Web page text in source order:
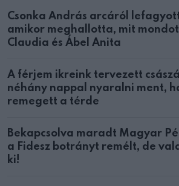
Csonka András arcáról
amikor meghallotta, mit
Claudia és Ábel Anita
A férjem ikreink tervezett
néhány nappal nyaralni ment,
remegett a térde
Bekapcsolva maradt Magyar
a Fidesz botrányt remélt, de
ki!